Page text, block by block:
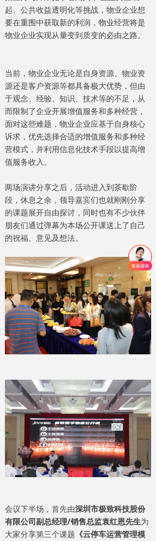
起、公共收益透明化等挑战，物业企业想
要在重围中获取新的利润，物业经营将是
物业企业实现从量变到质变的必由之路。
当前，物业企业无论是自身资源、物业资
源还是客户资源等都具备极大优势，但由
于观念、经验、知识、技术等的不足，从
而限制了企业开展增值服务和多种经营，
面对这些难题，物业企业应基于自身核心
诉求，优先选择合适的增值服务和多种经
营模式，并利用信息化技术手段以提高增
值服务收入。
两场演讲分享之后，活动进入到茶歇阶
段，休息之余，领导嘉宾们也就刚刚分享
的课题展开自由探讨，同时也有不少伙伴
朋友们通过弹幕为本场公开课送上了自己
的祝福、意见及想法。
会议下半场，首先由深圳市极致科技股份
有限公司副总经理/销售总监袁红恩先生为
大家分享第三个课题 《云停车运营管理模